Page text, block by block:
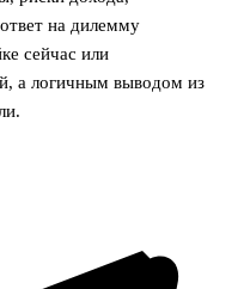
на дилемму
сейчас или
а логичным выводом из